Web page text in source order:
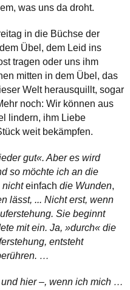
was uns da droht.
in die Büchse der
Übel, dem Leid ins
tragen oder uns ihm
mitten in dem Übel, das
Welt herausquillt, sogar
noch: Wir können aus
lindern, ihm Liebe
weit bekämpfen.
gut«. Aber es wird
so möchte ich an die
nichteinfach die Wunden,
lässt, ... Nicht erst, wenn
Sie beginnt
mit ein. Ja, »durch« die
entsteht
…
hier –, wenn ich mich …